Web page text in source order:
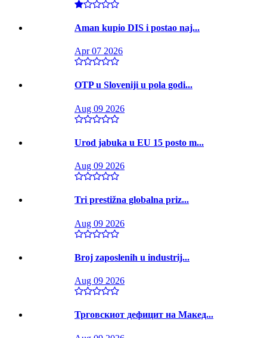
Aman kupio DIS i postao naj...
Apr 07 2026
OTP u Sloveniji u pola godi...
Aug 09 2026
Urod jabuka u EU 15 posto m...
Aug 09 2026
Tri prestižna globalna priz...
Aug 09 2026
Broj zaposlenih u industrij...
Aug 09 2026
Трговскиот дефицит на Макед...